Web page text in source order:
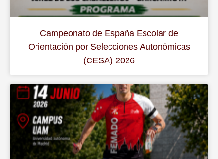
Campeonato de España Escolar de
Orientación por Selecciones Autonómicas
(CESA) 2026